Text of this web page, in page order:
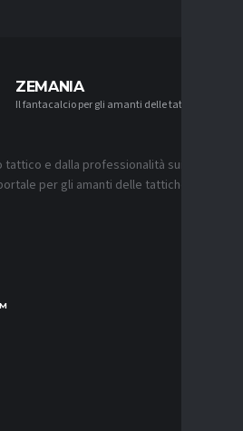
ZEMANIA
Il fantacalcio per gli amanti delle tattiche
tattico e dalla professionalità sui
per gli amanti delle tattiche